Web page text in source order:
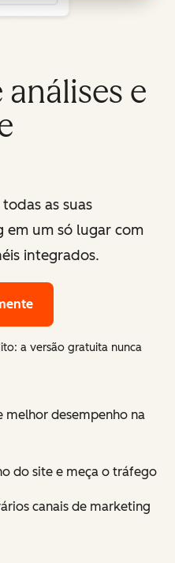
e
as suas
em um só lugar com
integrados.
a versão gratuita nunca
melhor desempenho na
do site e meça o tráfego
canais de marketing